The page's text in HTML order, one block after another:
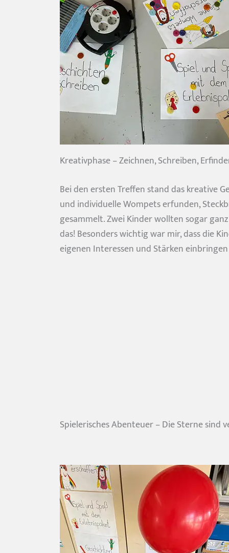
Kreativphase – Zeichnen, Schreiben,
Bei den ersten Treffen stand das kreative
und individuelle Wompets erfunden,
gesammelt. Zwei Kinder wollten sogar
das! Besonders wichtig war mir, dass die
eigenen Interessen und Stärken
Spielerisches Abenteuer – Die Sterne sind